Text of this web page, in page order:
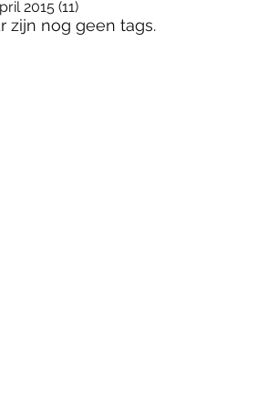
zijn nog geen tags.
2015 (11)